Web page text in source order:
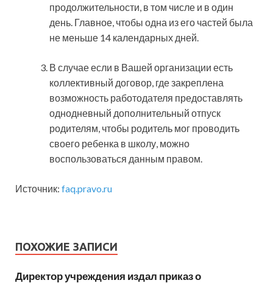
продолжительности, в том числе и в один
день. Главное, чтобы одна из его частей была
не меньше 14 календарных дней.
В случае если в Вашей организации есть
коллективный договор, где закреплена
возможность работодателя предоставлять
однодневный дополнительный отпуск
родителям, чтобы родитель мог проводить
своего ребенка в школу, можно
воспользоваться данным правом.
Источник: faq.pravo.ru
ПОХОЖИЕ ЗАПИСИ
Директор учреждения издал приказ о